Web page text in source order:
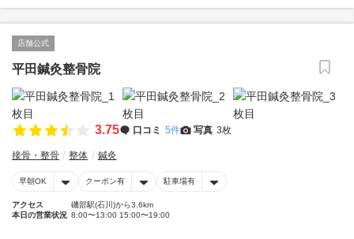
店舗公式
平田鍼灸整骨院
3.75 口コミ 5件 写真 3枚
接骨・整骨 整体 鍼灸
早朝OK クーポン有 駐車場有
アクセス
磯部駅(石川)から3.6km
本日の営業状況 8:00〜13:00 15:00〜19:00